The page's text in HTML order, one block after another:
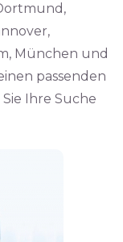
München und
passenden
Ihre Suche